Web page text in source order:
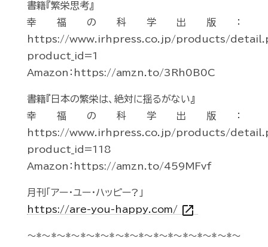
書籍『繁栄思考』
幸福の科学出版：
https://www.irhpress.co.jp/products/
product_id=1
Amazon：https://amzn.to/3Rh0B0C
書籍『日本の繁栄は、絶対に揺るがない』
幸福の科学出版：
https://www.irhpress.co.jp/products/
product_id=118
Amazon：https://amzn.to/459MFvf
月刊「アー・ユー・ハッピー?」
https://are-you-happy.com/ open_in_new
～*～*～*～*～*～*～*～*～*～*～*～*～*～*～